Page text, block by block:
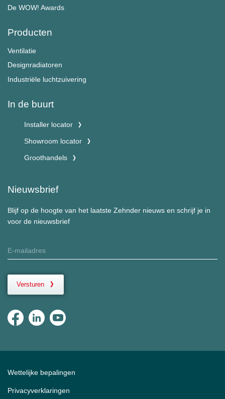
De WOW! Awards
Producten
Ventilatie
Designradiatoren
Industriële luchtzuivering
In de buurt
Installer locator
Showroom locator
Groothandels
Nieuwsbrief
Blijf op de hoogte van het laatste Zehnder nieuws en schrijf je in
voor de nieuwsbrief
Versturen
Wettelijke bepalingen
Privacyverklaringen